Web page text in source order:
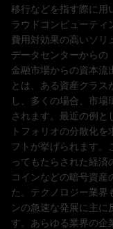
移行などを指す際に用
ラウドコンピューティ
費用対効果の高いソリ
データセンターからの
金融市場からの資本
とは、ある資産クラス
し、多くの場合、市場
されます。最近の例と
トフォリオの分散化
フトが挙げられます。
ってもたらされた経済
コインなどの暗号資産
た。テクノロジー業界
ンの急速な発展に主に
す。あらゆる業界の企